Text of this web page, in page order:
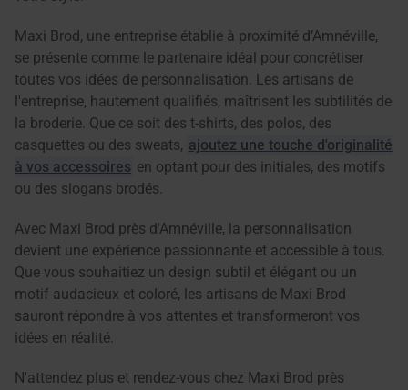
Maxi Brod, une entreprise établie à proximité d’Amnéville,
se présente comme le partenaire idéal pour concrétiser
toutes vos idées de personnalisation. Les artisans de
l'entreprise, hautement qualifiés, maîtrisent les subtilités de
la broderie. Que ce soit des t-shirts, des polos, des
casquettes ou des sweats, ajoutez une touche d'originalité
à vos accessoires en optant pour des initiales, des motifs
ou des slogans brodés.
Avec Maxi Brod près d'Amnéville, la personnalisation
devient une expérience passionnante et accessible à tous.
Que vous souhaitiez un design subtil et élégant ou un
motif audacieux et coloré, les artisans de Maxi Brod
sauront répondre à vos attentes et transformeront vos
idées en réalité.
N'attendez plus et rendez-vous chez Maxi Brod près